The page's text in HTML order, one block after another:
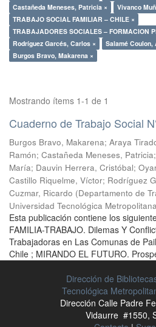
Castañeda Meneses, Patricia ×
Vivanco
TRABAJO SOCIAL FAMILIAR – CHILE ×
TRABAJADORES SOCIALES – FORMACION
Rodríguez Garcés, Carlos ×
Salamé Coulon,
Burgos Bravo, Makarena ×
Mostrando ítems 1-1 de 1
Cuaderno de Trabajo Social
Burgos Bravo, Makarena; Araya
Ramón; Castañeda Meneses, Patricia;
María; Dauvin Herrera, Cristóbal;
Castillo Riquelme, Víctor; Rodríguez
Cuzmar, Ricardo (Departamento de
Universidad Tecnológica
Esta publicación contiene los
FAMILIA-TRABAJO. Dilemas Y
Trabajadoras en Las Comunas de
Chile ; MIRANDO EL FUTURO.
Dirección de
Tecnológica
Dirección Calle Padre
Vidaurre #1550,